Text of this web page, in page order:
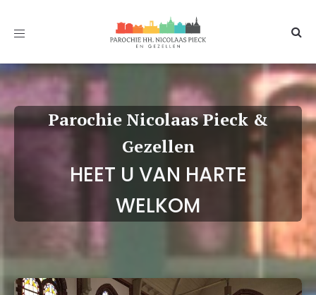
Toggle
Parochie Nicolaas Pieck &
Gezellen
HEET U VAN HARTE
WELKOM